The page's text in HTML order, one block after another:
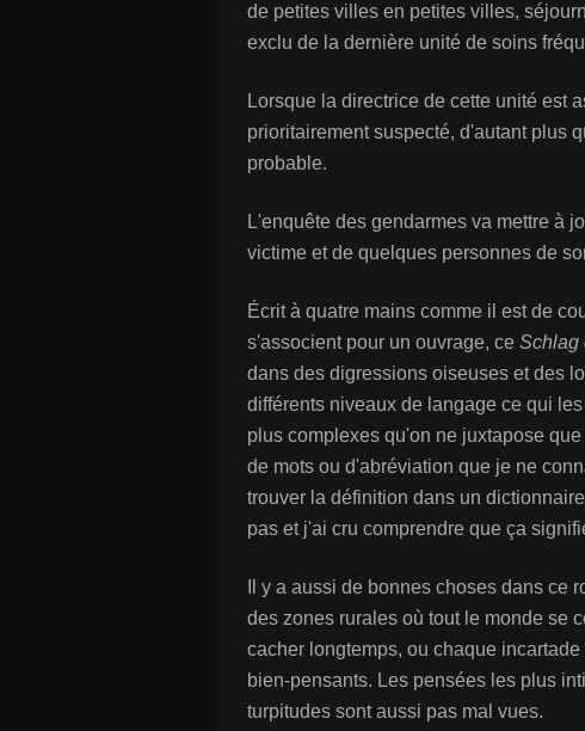
de petites villes en petites villes,
exclu de la dernière unité de soins
Lorsque la directrice de cette unité est
prioritairement suspecté, d'autant plus
probable.
L'enquête des gendarmes va mettre à
victime et de quelques personnes de
Écrit à quatre mains comme il est de
s'associent pour un ouvrage, ce Schlag
dans des digressions oiseuses et des
différents niveaux de langage ce qui
plus complexes qu'on ne juxtapose
de mots ou d'abréviation que je ne
trouver la définition dans un
pas et j'ai cru comprendre que ça
Il y a aussi de bonnes choses dans ce
des zones rurales où tout le monde se
cacher longtemps, ou chaque
bien-pensants. Les pensées les plus
turpitudes sont aussi pas mal vues.